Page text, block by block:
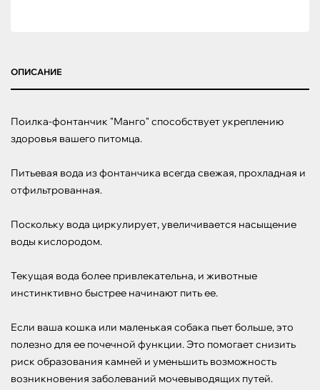
ОПИСАНИЕ
Поилка-фонтанчик "Манго" способствует укреплению
здоровья вашего питомца.
Питьевая вода из фонтанчика всегда свежая, прохладная и
отфильтрованная.
Поскольку вода циркулирует, увеличивается насыщение
воды кислородом.
Текущая вода более привлекательна, и животные
инстинктивно быстрее начинают пить ее.
Если ваша кошка или маленькая собака пьет больше, это
полезно для ее почечной функции. Это помогает снизить
риск образования камней и уменьшить возможность
возникновения заболеваний мочевыводящих путей.